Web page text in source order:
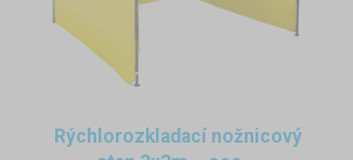
Vás, či využijete kompaktný rozmer 3×3
už si však vyberiete akúkoľvek veľkosť
so sebou prevážať v osobnom aute a mať
zaberie aj laikovi len pár minút.
Rýchlorozkladací nožnicový